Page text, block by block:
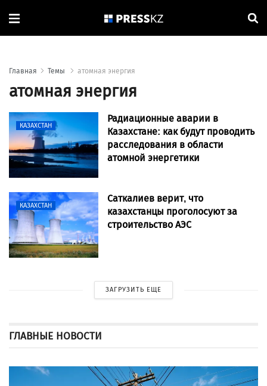
Главная Темы атомная энергия
атомная энергия
КАЗАХСТАН
Радиационные аварии в
Казахстане: как будут проводить
расследования в области
атомной энергетики
КАЗАХСТАН
Саткалиев верит, что
казахстанцы проголосуют за
строительство АЭС
ЗАГРУЗИТЬ ЕЩЕ
ГЛАВНЫЕ НОВОСТИ